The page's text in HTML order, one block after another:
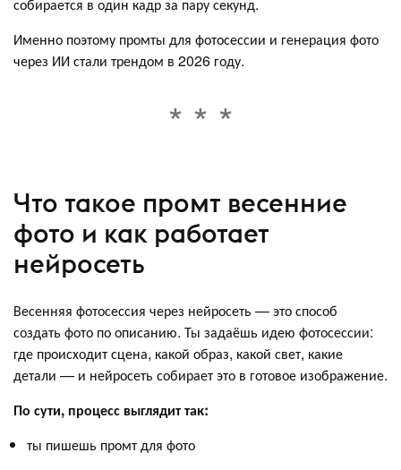
Именно поэтому промты для фотосессии и генерация фото
через ИИ стали трендом в 2026 году.
Что такое промт весенние
фото и как работает
нейросеть
Весенняя фотосессия через нейросеть — это способ
создать фото по описанию. Ты задаёшь идею фотосессии:
где происходит сцена, какой образ, какой свет, какие
детали — и нейросеть собирает это в готовое изображение.
По сути, процесс выглядит так:
ты пишешь промт для фото